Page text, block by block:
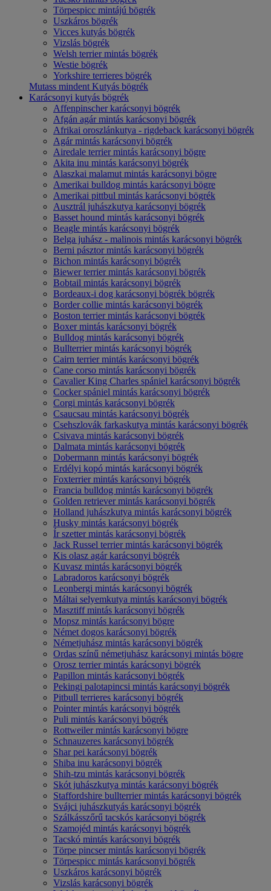
Törpespicc mintájú bögrék
Uszkáros bögrék
Vicces kutyás bögrék
Vizslás bögrék
Welsh terrier mintás bögrék
Westie bögrék
Yorkshire terrieres bögrék
Mutass mindent Kutyás bögrék
Karácsonyi kutyás bögrék
Affenpinscher karácsonyi bögrék
Afgán agár mintás karácsonyi bögrék
Afrikai oroszlánkutya - rigdeback karácsonyi bögrék
Agár mintás karácsonyi bögrék
Airedale terrier mintás karácsonyi bögre
Akita inu mintás karácsonyi bögrék
Alaszkai malamut mintás karácsonyi bögre
Amerikai bulldog mintás karácsonyi bögre
Amerikai pittbul mintás karácsonyi bögrék
Ausztrál juhászkutya karácsonyi bögrék
Basset hound mintás karácsonyi bögrék
Beagle mintás karácsonyi bögrék
Belga juhász - malinois mintás karácsonyi bögrék
Berni pásztor mintás karácsonyi bögrék
Bichon mintás karácsonyi bögrék
Biewer terrier mintás karácsonyi bögrék
Bobtail mintás karácsonyi bögrék
Bordeaux-i dog karácsonyi bögrék bögrék
Border collie mintás karácsonyi bögrék
Boston terrier mintás karácsonyi bögrék
Boxer mintás karácsonyi bögrék
Bulldog mintás karácsonyi bögrék
Bullterrier mintás karácsonyi bögrék
Cairn terrier mintás karácsonyi bögrék
Cane corso mintás karácsonyi bögrék
Cavalier King Charles spániel karácsonyi bögrék
Cocker spániel mintás karácsonyi bögrék
Corgi mintás karácsonyi bögrék
Csaucsau mintás karácsonyi bögrék
Csehszlovák farkaskutya mintás karácsonyi bögrék
Csivava mintás karácsonyi bögrék
Dalmata mintás karácsonyi bögrék
Dobermann mintás karácsonyi bögrék
Erdélyi kopó mintás karácsonyi bögrék
Foxterrier mintás karácsonyi bögrék
Francia bulldog mintás karácsonyi bögrék
Golden retriever mintás karácsonyi bögrék
Holland juhászkutya mintás karácsonyi bögrék
Husky mintás karácsonyi bögrék
Ír szetter mintás karácsonyi bögrék
Jack Russel terrier mintás karácsonyi bögrék
Kis olasz agár karácsonyi bögrék
Kuvasz mintás karácsonyi bögrék
Labradoros karácsonyi bögrék
Leonbergi mintás karácsonyi bögrék
Máltai selyemkutya mintás karácsonyi bögrék
Masztiff mintás karácsonyi bögrék
Mopsz mintás karácsonyi bögre
Német dogos karácsonyi bögrék
Németjuhász mintás karácsonyi bögrék
Ordas színű németjuhász karácsonyi mintás bögre
Orosz terrier mintás karácsonyi bögrék
Papillon mintás karácsonyi bögrék
Pekingi palotapincsi mintás karácsonyi bögrék
Pitbull terrieres karácsonyi bögrék
Pointer mintás karácsonyi bögrék
Puli mintás karácsonyi bögrék
Rottweiler mintás karácsonyi bögre
Schnauzeres karácsonyi bögrék
Shar pei karácsonyi bögrék
Shiba inu karácsonyi bögrék
Shih-tzu mintás karácsonyi bögrék
Skót juhászkutya mintás karácsonyi bögrék
Staffordshire bullterrier mintás karácsonyi bögrék
Svájci juhászkutyás karácsonyi bögrék
Szálkásszőrű tacskós karácsonyi bögrék
Szamojéd mintás karácsonyi bögrék
Tacskó mintás karácsonyi bögrék
Törpe pincser mintás karácsonyi bögrék
Törpespicc mintás karácsonyi bögrék
Uszkáros karácsonyi bögrék
Vizslás karácsonyi bögrék